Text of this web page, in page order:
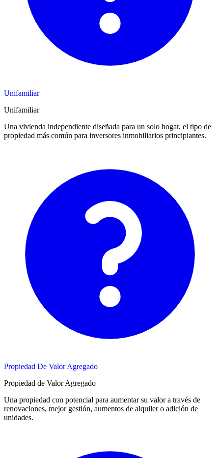
Unifamiliar
Unifamiliar
Una vivienda independiente diseñada para un solo hogar, el tipo de
propiedad más común para inversores inmobiliarios principiantes.
Propiedad De Valor Agregado
Propiedad de Valor Agregado
Una propiedad con potencial para aumentar su valor a través de
renovaciones, mejor gestión, aumentos de alquiler o adición de
unidades.